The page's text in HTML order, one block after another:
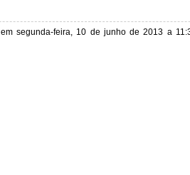
segunda-feira, 10 de junho de 2013 a